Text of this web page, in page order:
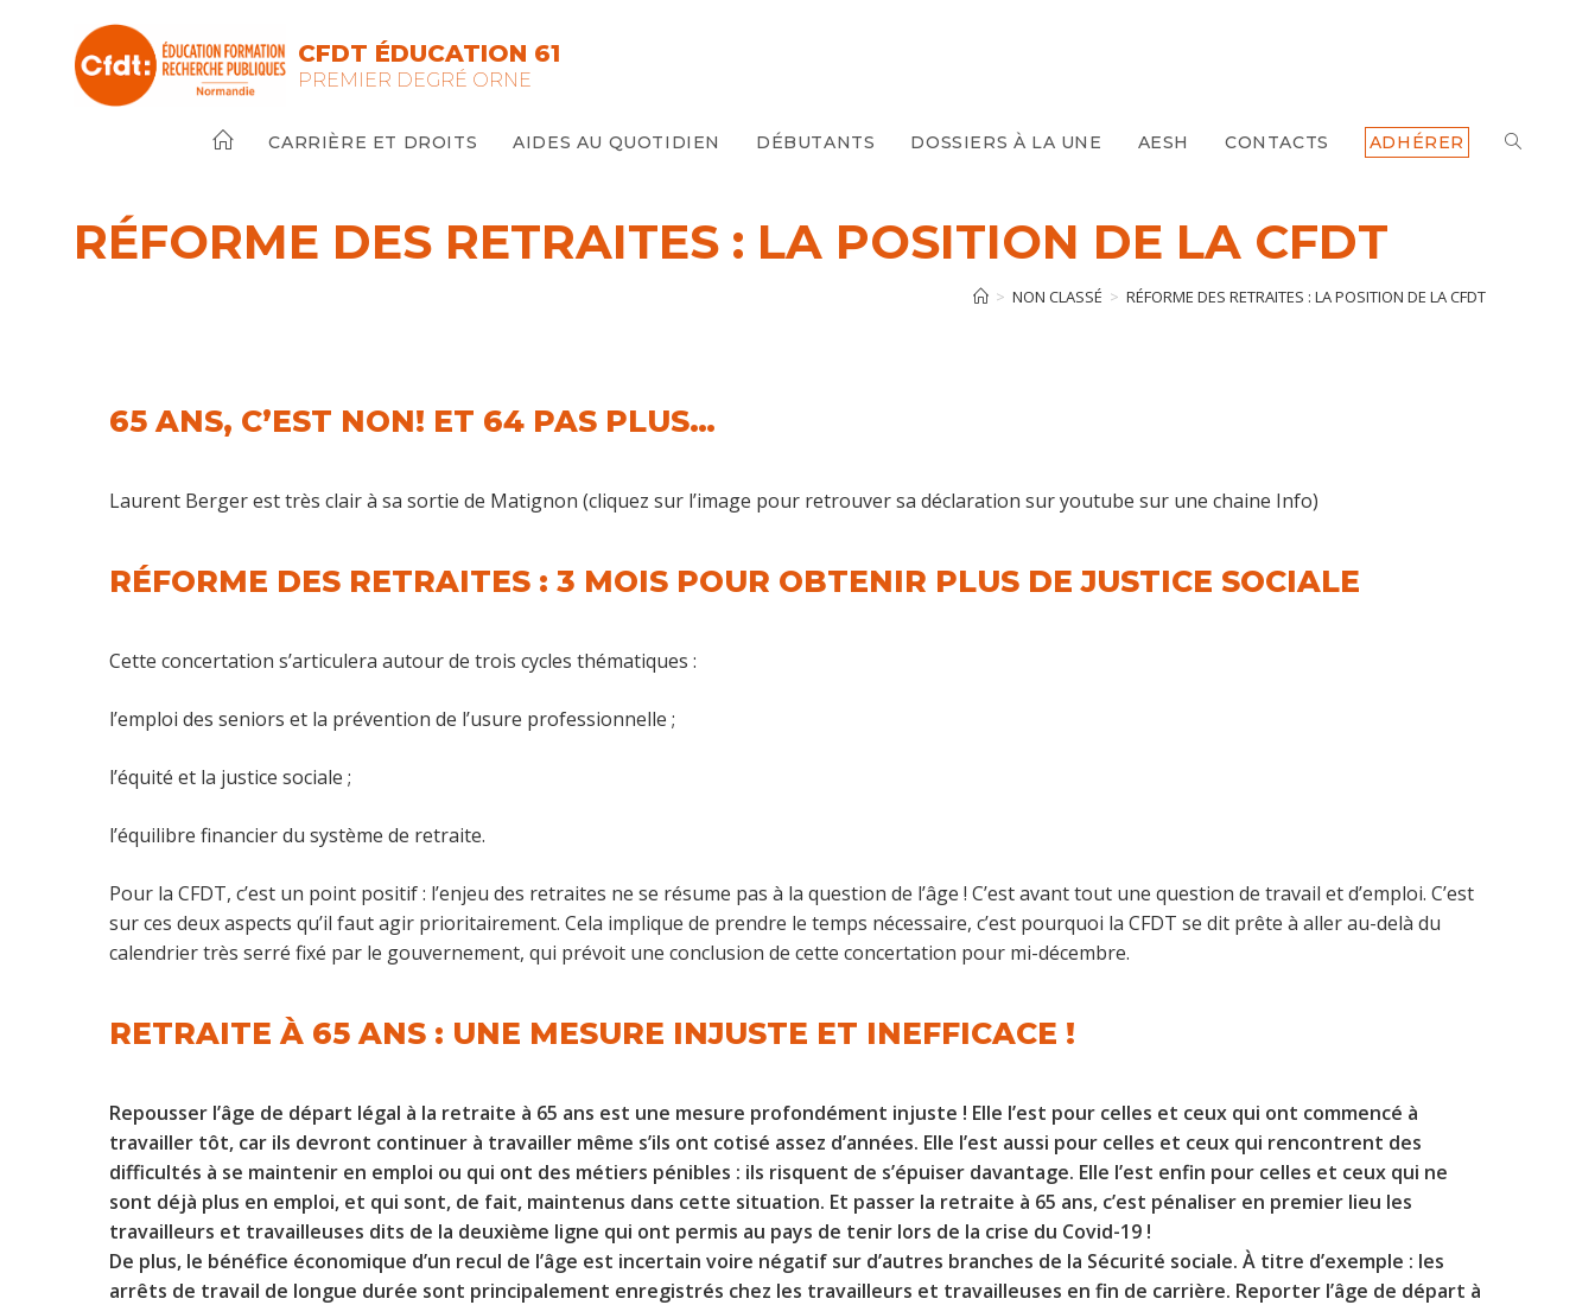
CFDT ÉDUCATION 61
PREMIER DEGRÉ ORNE
CARRIÈRE ET DROITS AIDES AU QUOTIDIEN DÉBUTANTS DOSSIERS À LA UNE AESH CONTACTS ADHÉRER TOGGLE
RÉFORME DES RETRAITES : LA POSITION DE LA CFDT
> NON CLASSÉ > RÉFORME DES RETRAITES : LA POSITION DE LA CFDT
65 ANS, C’EST NON! ET 64 PAS PLUS…
Laurent Berger est très clair à sa sortie de Matignon (cliquez sur l’image pour retrouver sa déclaration sur youtube sur une chaine Info)
RÉFORME DES RETRAITES : 3 MOIS POUR OBTENIR PLUS DE JUSTICE SOCIALE
Cette concertation s’articulera autour de trois cycles thématiques :
l’emploi des seniors et la prévention de l’usure professionnelle ;
l’équité et la justice sociale ;
l’équilibre financier du système de retraite.
Pour la CFDT, c’est un point positif : l’enjeu des retraites ne se résume pas à la question de l’âge ! C’est avant tout une question de travail et d’emploi. C’est
sur ces deux aspects qu’il faut agir prioritairement. Cela implique de prendre le temps nécessaire, c’est pourquoi la CFDT se dit prête à aller au-delà du
calendrier très serré fixé par le gouvernement, qui prévoit une conclusion de cette concertation pour mi-décembre.
RETRAITE À 65 ANS : UNE MESURE INJUSTE ET INEFFICACE !
Repousser l’âge de départ légal à la retraite à 65 ans est une mesure profondément injuste ! Elle l’est pour celles et ceux qui ont commencé à
travailler tôt, car ils devront continuer à travailler même s’ils ont cotisé assez d’années. Elle l’est aussi pour celles et ceux qui rencontrent des
difficultés à se maintenir en emploi ou qui ont des métiers pénibles : ils risquent de s’épuiser davantage. Elle l’est enfin pour celles et ceux qui ne
sont déjà plus en emploi, et qui sont, de fait, maintenus dans cette situation. Et passer la retraite à 65 ans, c’est pénaliser en premier lieu les
travailleurs et travailleuses dits de la deuxième ligne qui ont permis au pays de tenir lors de la crise du Covid-19 !
De plus, le bénéfice économique d’un recul de l’âge est incertain voire négatif sur d’autres branches de la Sécurité sociale. À titre d’exemple : les
arrêts de travail de longue durée sont principalement enregistrés chez les travailleurs et travailleuses en fin de carrière. Reporter l’âge de départ à